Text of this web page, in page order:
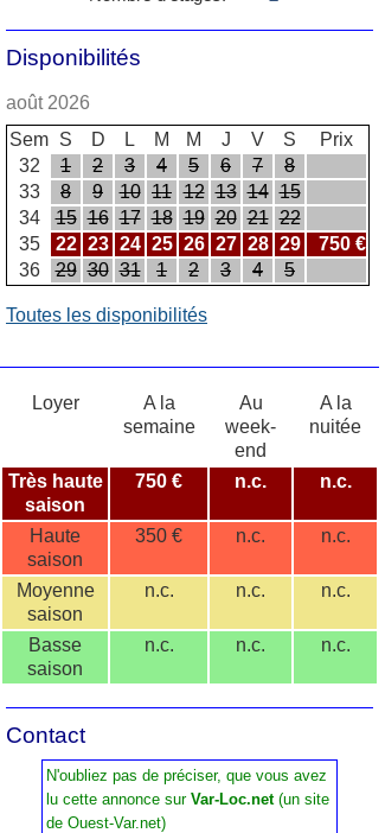
Disponibilités
août 2026
Sem S D L M M J V S
Prix
32
1 2 3 4 5 6 7
8
33
8 9 10 11 12 13 14 15
34
15 16 17 18 19 20 21 22
35
22 23 24 25 26 27 28 29
750 €
36
29 30 31 1 2 3 4 5
Toutes les disponibilités
Loyer
A la
semaine
Au
week-
end
A la
nuitée
Très haute
saison
750 € n.c. n.c.
Haute
saison
350 € n.c. n.c.
Moyenne
saison
n.c. n.c. n.c.
Basse
saison
n.c. n.c. n.c.
Contact
N'oubliez pas de préciser, que vous avez
lu cette annonce sur Var-Loc.net(un site
de Ouest-Var.net)